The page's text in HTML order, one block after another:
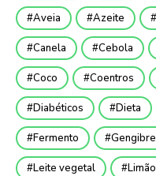
Aveia Azeite
Canela Cebola
Coco Coentros
Diabéticos Dieta
Fermento Gengibre
Leite vegetal Limão